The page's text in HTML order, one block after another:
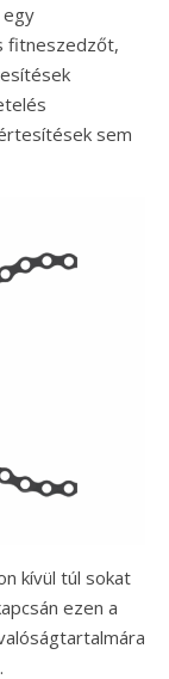
egy
fitneszedzőt,
sem
kívül túl sokat
ezen a